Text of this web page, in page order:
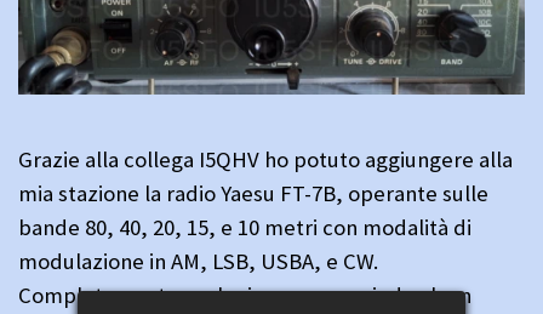
Grazie alla collega I5QHV ho potuto aggiungere alla
mia stazione la radio Yaesu FT-7B, operante sulle
bande 80, 40, 20, 15, e 10 metri con modalità di
modulazione in AM, LSB, USBA, e CW.
Completamente analogica, non possiede alcun